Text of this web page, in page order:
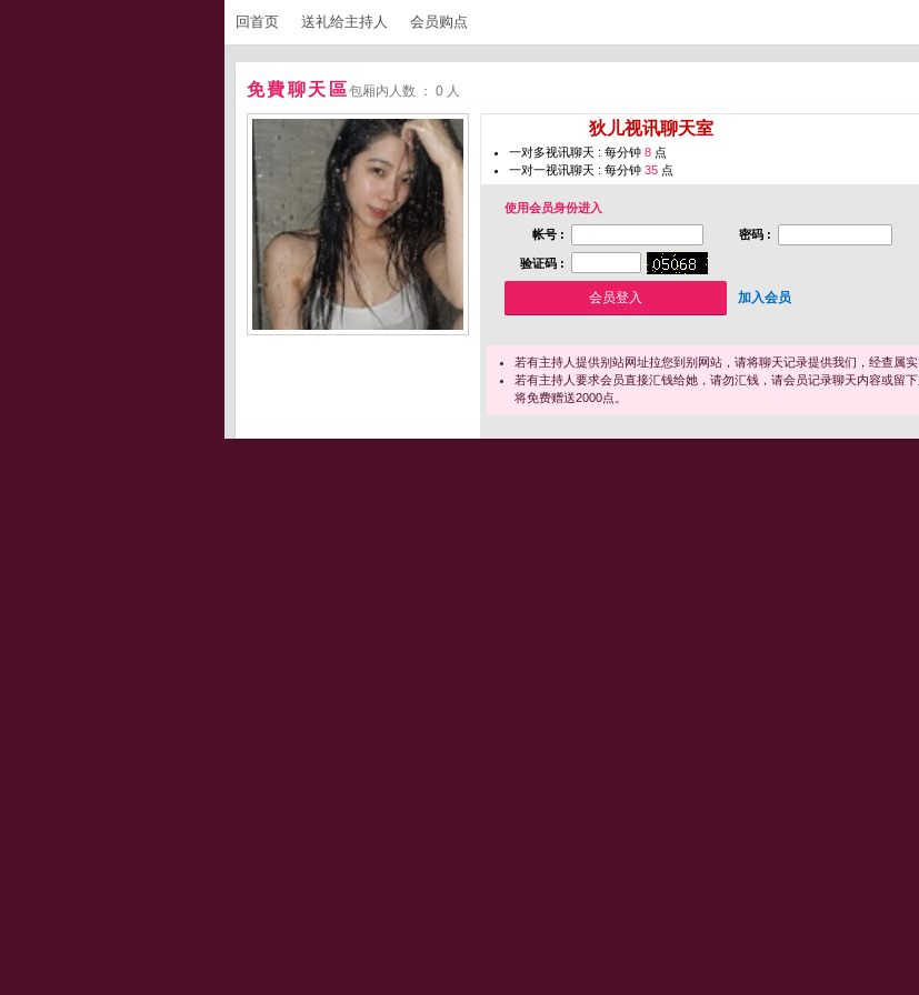
回首页 送礼给主持人 会员购点
免費聊天區包厢内人数 ： 0 人
狄儿视讯聊天室
一对多视讯聊天 : 每分钟 8 点
一对一视讯聊天 : 每分钟 35 点
使用会员身份进入
帐号 :
密码 :
验证码 :
加入会员
若有主持人提供别站网址拉您到别网站，请将聊天记录提供我们，经查属实
若有主持人要求会员直接汇钱给她，请勿汇钱，请会员记录聊天内容或留
将免费赠送2000点。